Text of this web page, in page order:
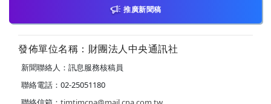
推廣新聞稿
發佈單位名稱：財團法人中央通訊社
新聞聯絡人：訊息服務核稿員
聯絡電話：02-25051180